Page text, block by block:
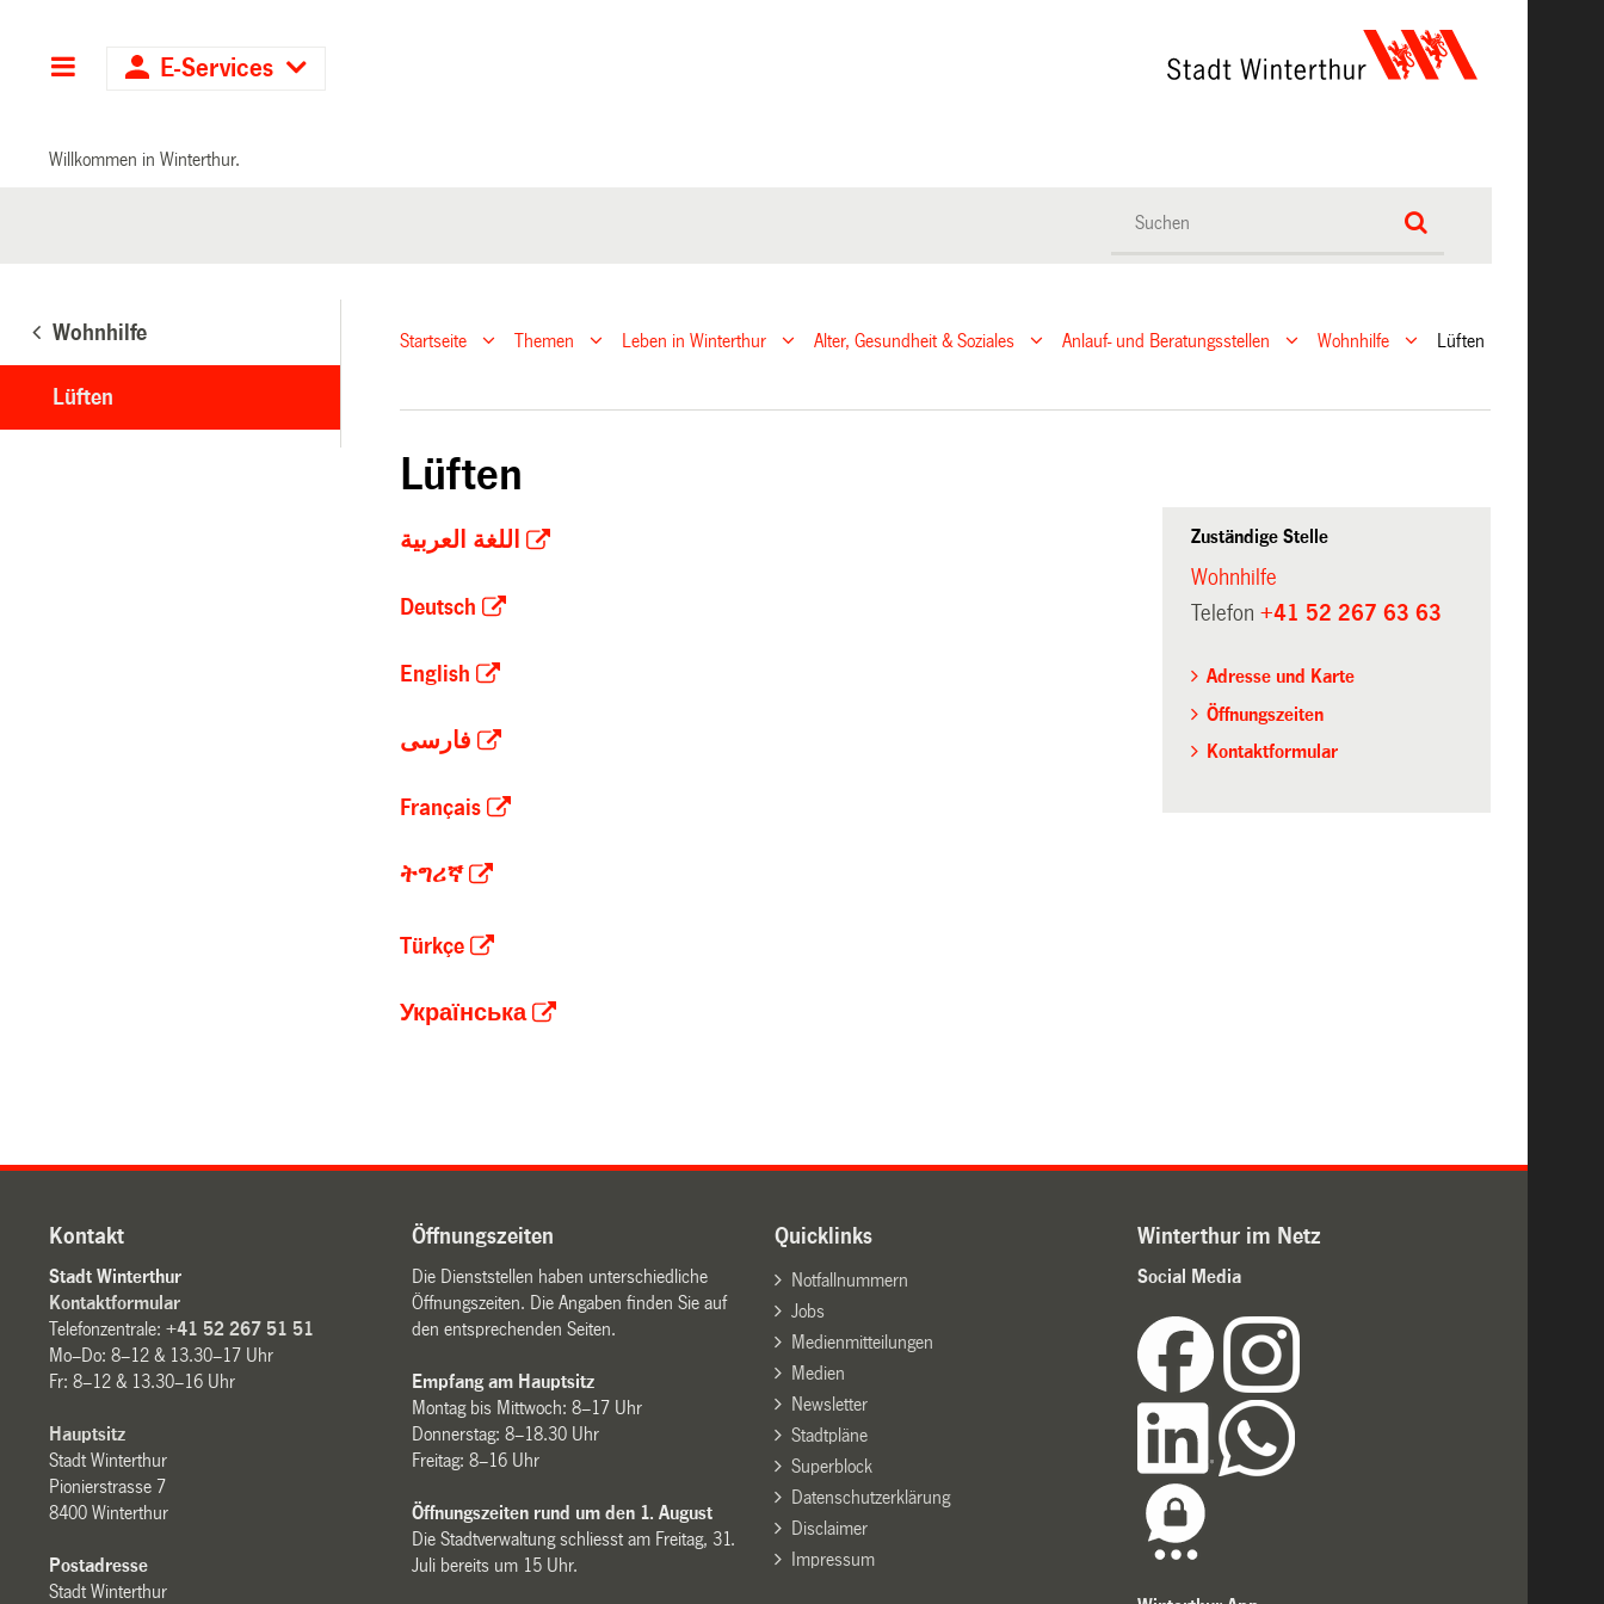
Hauptnavigation
E-Services
Willkommen in Winterthur.
Wohnhilfe
Lüften
Startseite Themen Leben in Winterthur Alter, Gesundheit & Soziales Anlauf- und Beratungsstellen Wohnhilfe Lüften
Lüften
اللغة العربية
Deutsch
English
فارسی
Français
ትግሪኛ
Türkçe
Українська
Zuständige Stelle
Wohnhilfe
Telefon +41 52 267 63 63
Adresse und Karte
Öffnungszeiten
Kontaktformular
Kontakt
Stadt Winterthur
Kontaktformular
Telefonzentrale:+41 52 267 51 51
Mo–Do: 8–12 & 13.30–17 Uhr
Fr: 8–12 & 13.30–16 Uhr
Hauptsitz
Stadt Winterthur
Pionierstrasse 7
8400 Winterthur
Postadresse
Stadt Winterthur
Öffnungszeiten
Die Dienststellen haben unterschiedliche
Öffnungszeiten. Die Angaben finden Sie auf
den entsprechenden Seiten.
Empfang am Hauptsitz
Montag bis Mittwoch: 8–17 Uhr
Donnerstag: 8–18.30 Uhr
Freitag: 8–16 Uhr
Öffnungszeiten rund um den 1. August
Die Stadtverwaltung schliesst am Freitag, 31.
Juli bereits um 15 Uhr.
Quicklinks
Notfallnummern
Jobs
Medienmitteilungen
Medien
Newsletter
Stadtpläne
Superblock
Datenschutzerklärung
Disclaimer
Impressum
Winterthur im Netz
Social Media